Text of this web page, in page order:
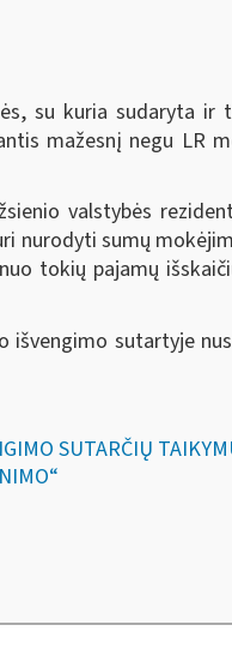
su kuria sudaryta ir
mažesnį negu LR
valstybės
nurodyti sumų
tokių pajamų
išvengimo sutartyje
SUTARČIŲ